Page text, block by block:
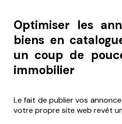
Optimiser les
biens en
un coup de
immobilier
Le fait de publier vos
votre propre site web revêt